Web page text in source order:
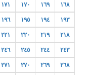
١٦٨ ١٦٩ ١٧٠ ١٧١
١٩٣ ١٩٤ ١٩٥ ١٩٦
٢١٨ ٢١٩ ٢٢٠ ٢٢١
٢٤٣ ٢٤٤ ٢٤٥ ٢٤٦
٢٦٨ ٢٦٩ ٢٧٠ ٢٧١